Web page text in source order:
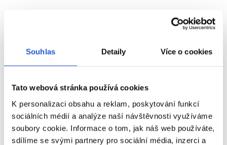
Souhlas Detaily Více o cookies
Tato webová stránka používá cookies
K personalizaci obsahu a reklam, poskytování funkcí
sociálních médií a analýze naší návštěvnosti využíváme
soubory cookie. Informace o tom, jak náš web používáte,
sdílíme se svými partnery pro sociální média, inzerci a
vysušených vlasů. Nechte působit 5-10 minut a poté důkladně
Náš tip- Ideálních výsledků dosáhnete v kombinaci s
Lightweight Oil.
O řadě:Nadstandardní řada produktů Londa Professional pro
oživení, hydrataci a lesk vlasů. Řada Velvet Oil je vhodná, jak
pro barvené, tak pro zcela přírodní vlasy. Složení s Arganovým
olejem a vitamínem E, který vyživuje vlas a chrání jej před UV